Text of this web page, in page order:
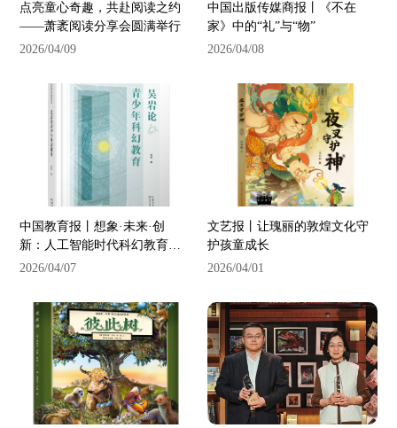
点亮童心奇趣，共赴阅读之约
——萧袤阅读分享会圆满举行
2026/04/09
中国出版传媒商报丨《不在
家》中的“礼”与“物”
2026/04/08
中国教育报丨想象·未来·创
新：人工智能时代科幻教育的
必答题——读《吴岩论青少年
2026/04/07
文艺报丨让瑰丽的敦煌文化守
护孩童成长
2026/04/01